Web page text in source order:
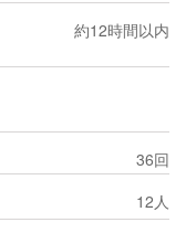
約12時間以内
36回
12人